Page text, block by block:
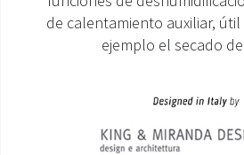
ÁREA DE DESCARGA
de calentamiento auxiliar,
ejemplo el secado